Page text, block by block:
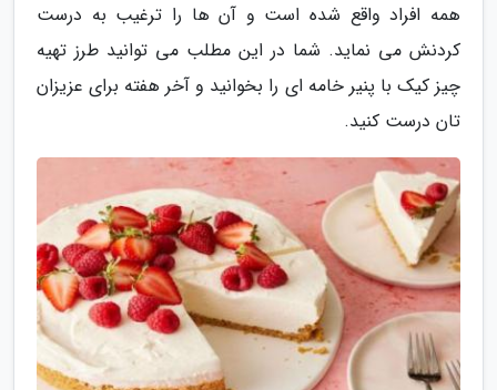
همه افراد واقع شده است و آن ها را ترغیب به درست
کردنش می نماید. شما در این مطلب می توانید طرز تهیه
چیز کیک با پنیر خامه ای را بخوانید و آخر هفته برای عزیزان
تان درست کنید.